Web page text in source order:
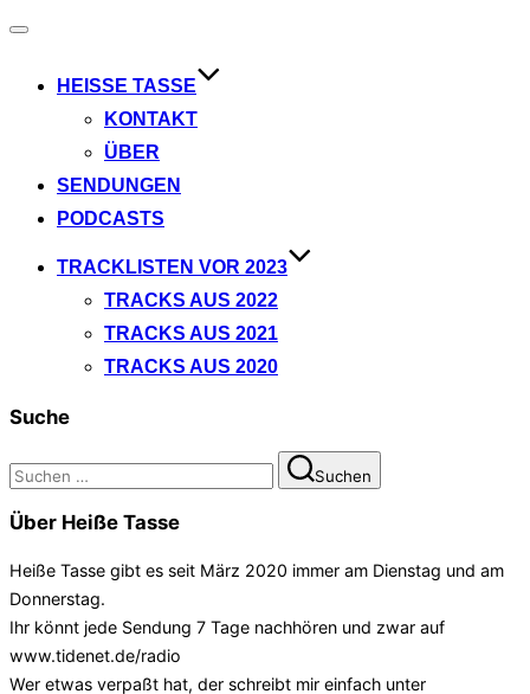
Navigation
HEISSE TASSE
KONTAKT
ÜBER
SENDUNGEN
PODCASTS
TRACKLISTEN VOR 2023
TRACKS AUS 2022
TRACKS AUS 2021
TRACKS AUS 2020
Suche
Suchen
nach:
Suchen
Über Heiße Tasse
Heiße Tasse gibt es seit März 2020 immer am Dienstag und am
Donnerstag.
Ihr könnt jede Sendung 7 Tage nachhören und zwar auf
www.tidenet.de/radio
Wer etwas verpaßt hat, der schreibt mir einfach unter